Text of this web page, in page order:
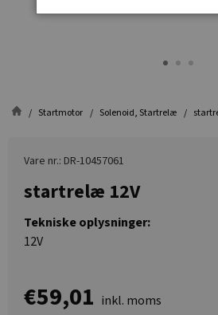
Startmotor Solenoid, Startrelæ
Vare nr.: DR-10457061
startrelæ 12V
Tekniske oplysninger:
12V
€59,01 inkl. moms